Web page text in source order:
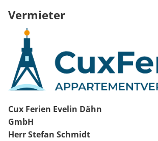
Vermieter
Cux Ferien Evelin Dähn
GmbH
Herr Stefan Schmidt